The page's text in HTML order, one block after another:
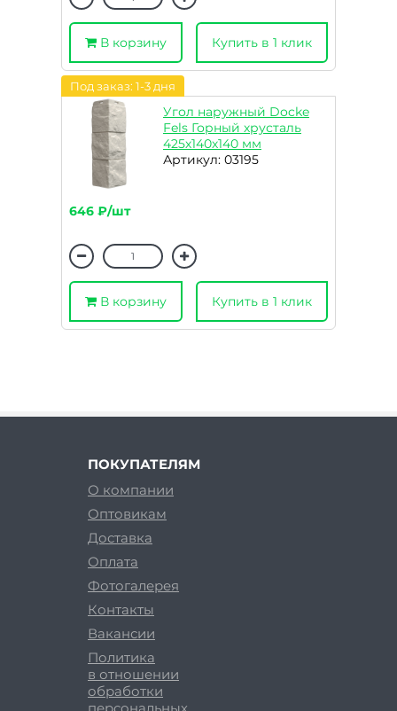
В корзину Купить в 1 клик
Под заказ: 1-3 дня
Угол наружный Docke
Fels Горный хрусталь
425х140х140 мм
Артикул: 03195
646 ₽/шт
В корзину Купить в 1 клик
ПОКУПАТЕЛЯМ
О компании
Оптовикам
Доставка
Оплата
Фотогалерея
Контакты
Вакансии
Политика
в отношении
обработки